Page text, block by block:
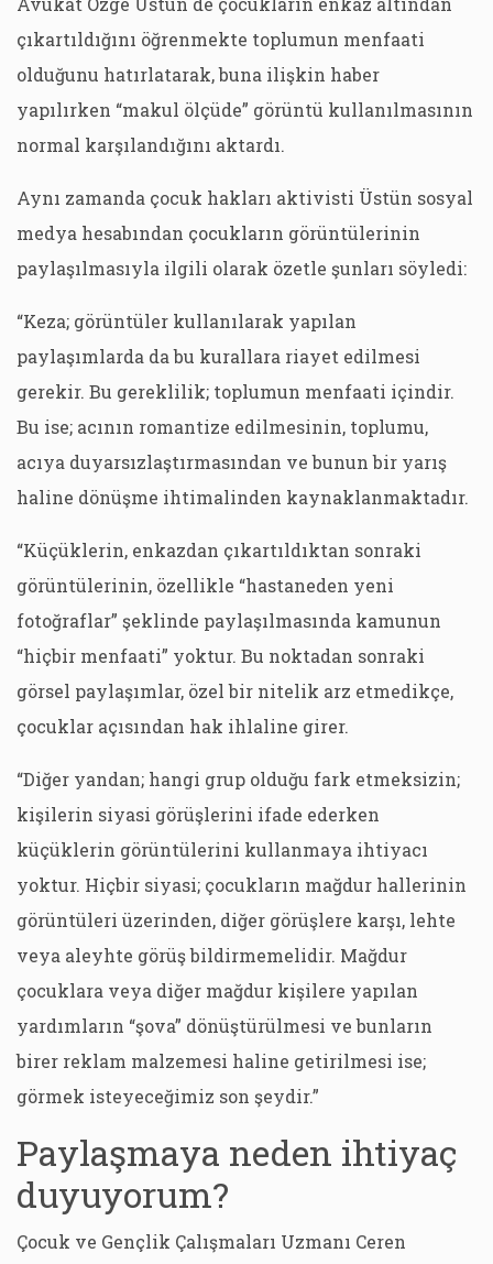
çıkartıldığını öğrenmekte toplumun menfaati
olduğunu hatırlatarak, buna ilişkin haber
yapılırken “makul ölçüde” görüntü kullanılmasının
normal karşılandığını aktardı.
Aynı zamanda çocuk hakları aktivisti Üstün sosyal
medya hesabından çocukların görüntülerinin
paylaşılmasıyla ilgili olarak özetle şunları söyledi:
“Keza; görüntüler kullanılarak yapılan
paylaşımlarda da bu kurallara riayet edilmesi
gerekir. Bu gereklilik; toplumun menfaati içindir.
Bu ise; acının romantize edilmesinin, toplumu,
acıya duyarsızlaştırmasından ve bunun bir yarış
haline dönüşme ihtimalinden kaynaklanmaktadır.
“Küçüklerin, enkazdan çıkartıldıktan sonraki
görüntülerinin, özellikle “hastaneden yeni
fotoğraflar” şeklinde paylaşılmasında kamunun
“hiçbir menfaati” yoktur. Bu noktadan sonraki
görsel paylaşımlar, özel bir nitelik arz etmedikçe,
çocuklar açısından hak ihlaline girer.
“Diğer yandan; hangi grup olduğu fark etmeksizin;
kişilerin siyasi görüşlerini ifade ederken
küçüklerin görüntülerini kullanmaya ihtiyacı
yoktur. Hiçbir siyasi; çocukların mağdur hallerinin
görüntüleri üzerinden, diğer görüşlere karşı, lehte
veya aleyhte görüş bildirmemelidir. Mağdur
çocuklara veya diğer mağdur kişilere yapılan
yardımların “şova” dönüştürülmesi ve bunların
birer reklam malzemesi haline getirilmesi ise;
görmek isteyeceğimiz son şeydir.”
Paylaşmaya neden ihtiyaç
duyuyorum?
Çocuk ve Gençlik Çalışmaları Uzmanı Ceren